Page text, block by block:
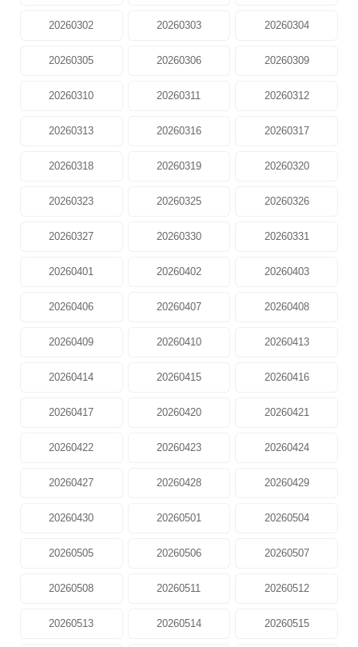
20260302 20260303 20260304
20260305 20260306 20260309
20260310 20260311 20260312
20260313 20260316 20260317
20260318 20260319 20260320
20260323 20260325 20260326
20260327 20260330 20260331
20260401 20260402 20260403
20260406 20260407 20260408
20260409 20260410 20260413
20260414 20260415 20260416
20260417 20260420 20260421
20260422 20260423 20260424
20260427 20260428 20260429
20260430 20260501 20260504
20260505 20260506 20260507
20260508 20260511 20260512
20260513 20260514 20260515